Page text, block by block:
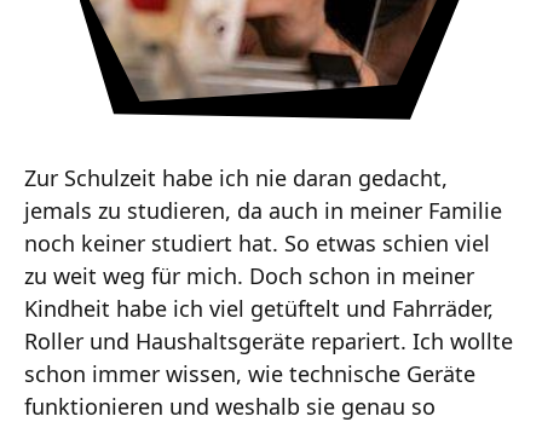
Zur Schulzeit habe ich nie daran gedacht,
jemals zu studieren, da auch in meiner Familie
noch keiner studiert hat. So etwas schien viel
zu weit weg für mich. Doch schon in meiner
Kindheit habe ich viel getüftelt und Fahrräder,
Roller und Haushaltsgeräte repariert. Ich wollte
schon immer wissen, wie technische Geräte
funktionieren und weshalb sie genau so